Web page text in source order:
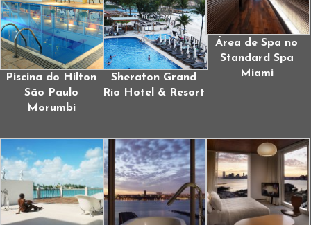
Piscina do Hilton
São Paulo
Morumbi
Sheraton Grand
Rio Hotel & Resort
Área de Spa no
Standard Spa
Miami